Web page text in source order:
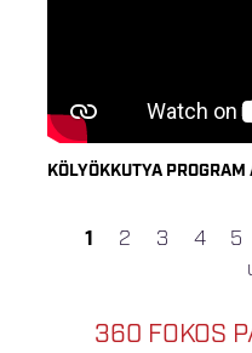
KÖLYÖKKUTYA PROGRAM
1 2 3 4 5
360 FOKOS